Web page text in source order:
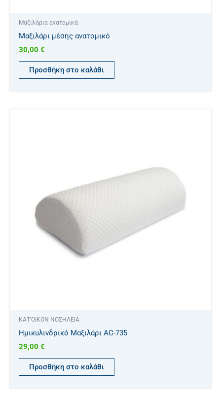
Μαξιλάρια ανατομικά
Μαξιλάρι μέσης ανατομικό
30,00 €
Προσθήκη στο καλάθι
ΚΑΤ'ΟΙΚΟΝ ΝΟΣΗΛΕΙΑ
Ημικυλινδρικό Μαξιλάρι AC-735
29,00 €
Προσθήκη στο καλάθι